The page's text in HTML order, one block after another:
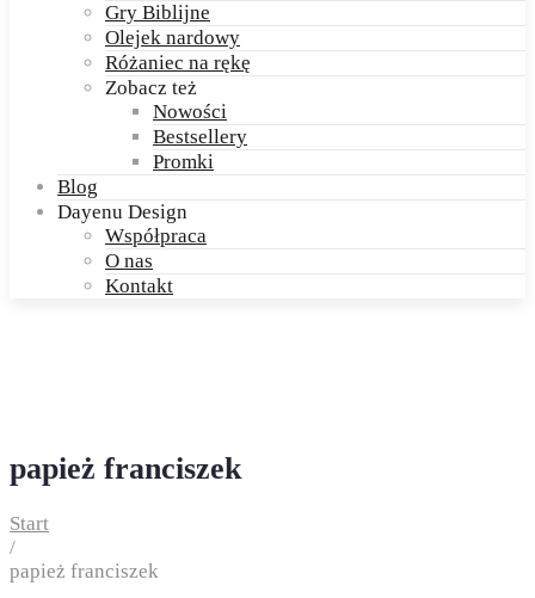
Gry Biblijne
Olejek nardowy
Różaniec na rękę
Zobacz też
Nowości
Bestsellery
Promki
Blog
Dayenu Design
Współpraca
O nas
Kontakt
papież franciszek
Start
/
papież franciszek